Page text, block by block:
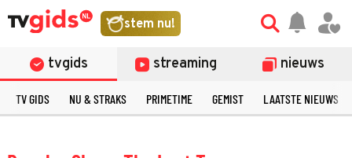
stem nu!
tvgids streaming nieuws
TV GIDS NU & STRAKS PRIMETIME GEMIST LAATSTE NIEUWS